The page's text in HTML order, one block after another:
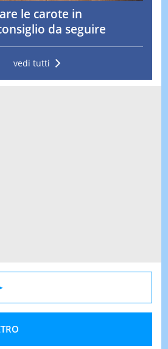
le carote in
da seguire
vedi tutti